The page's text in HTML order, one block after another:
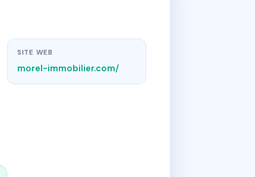
SITE WEB
morel-immobilier.com/